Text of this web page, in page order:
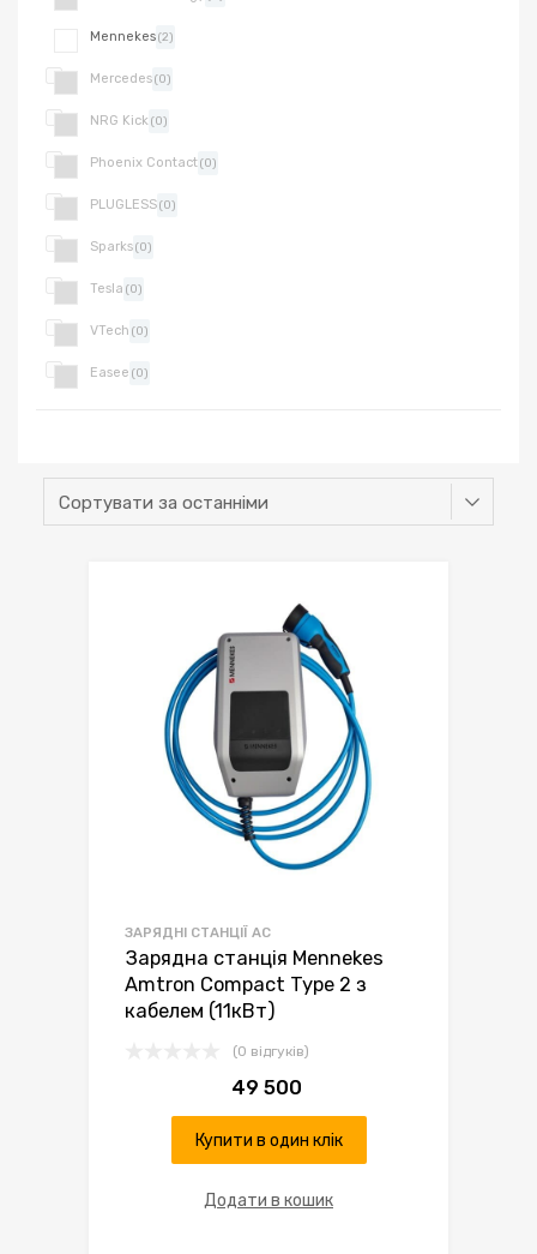
Mennekes(2)
Mercedes(0)
NRG Kick(0)
Phoenix Contact(0)
PLUGLESS(0)
Sparks(0)
Tesla (0)
VTech (0)
Easee (0)
ЗАРЯДНІ СТАНЦІЇ AC
Зарядна станція Mennekes
Amtron Compact Type 2 з
кабелем (11кВт)
(0 відгуків)
49 500
Купити в один клік
Додати в кошик